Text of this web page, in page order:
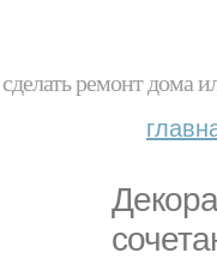
ремонт дома